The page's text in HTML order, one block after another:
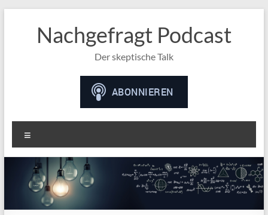
Nachgefragt Podcast
Der skeptische Talk